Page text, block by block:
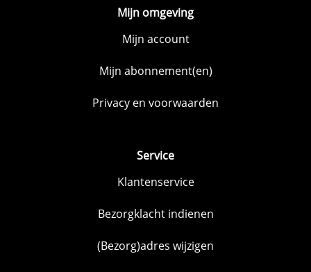
Mijn omgeving
Mijn account
Mijn abonnement(en)
Privacy en voorwaarden
Service
Klantenservice
Bezorgklacht indienen
(Bezorg)adres wijzigen